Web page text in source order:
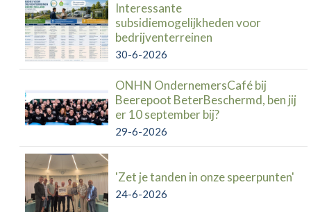
Interessante
subsidiemogelijkheden voor
bedrijventerreinen
30-6-2026
ONHN OndernemersCafé bij
Beerepoot BeterBeschermd, ben jij
er 10 september bij?
29-6-2026
'Zet je tanden in onze speerpunten'
24-6-2026